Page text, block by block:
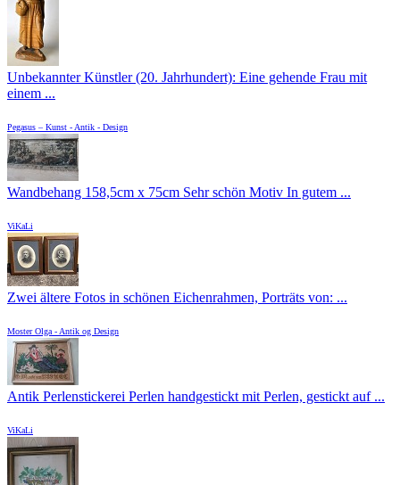
Unbekannter Künstler (20. Jahrhundert): Eine gehende Frau mit
einem ...
Pegasus – Kunst - Antik - Design
Wandbehang 158,5cm x 75cm Sehr schön Motiv In gutem ...
ViKaLi
Zwei ältere Fotos in schönen Eichenrahmen, Porträts von: ...
Moster Olga - Antik og Design
Antik Perlenstickerei Perlen handgestickt mit Perlen, gestickt auf ...
ViKaLi